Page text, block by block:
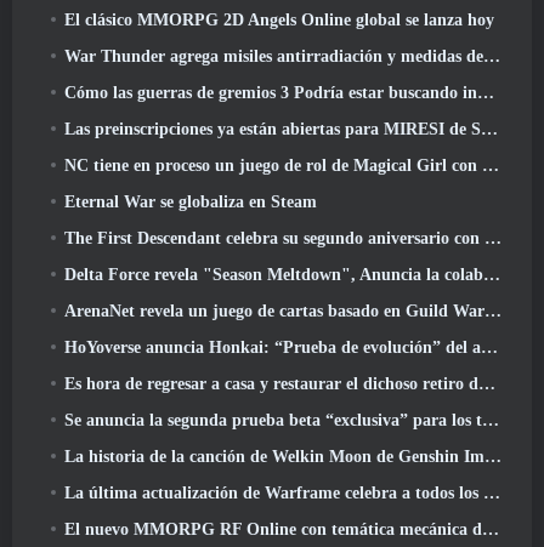
El clásico MMORPG 2D Angels Online global se lanza hoy
War Thunder agrega misiles antirradiación y medidas de soporte electrónico en la actualización de caballería pesada
Cómo las guerras de gremios 3 Podría estar buscando innovar en el espacio MMO
Las preinscripciones ya están abiertas para MIRESI de Smilegate: Futuro invisible
NC tiene en proceso un juego de rol de Magical Girl con un estilo artístico inspirado en el anime de los 90
Eternal War se globaliza en Steam
The First Descendant celebra su segundo aniversario con Descendant Fest 2026 Arroyo
Delta Force revela "Season Meltdown", Anuncia la colaboración de Rainbow Six Siege
ArenaNet revela un juego de cartas basado en Guild Wars, Atado a la niebla
HoYoverse anuncia Honkai: “Prueba de evolución” del anime Nexus
Es hora de regresar a casa y restaurar el dichoso retiro donde se encuentran los vientos
Se anuncia la segunda prueba beta “exclusiva” para los tomadores de tiempo del shooter de supervivencia en equipo
La historia de la canción de Welkin Moon de Genshin Impact llega y termina.. en la luna
La última actualización de Warframe celebra a todos los papás espaciales
El nuevo MMORPG RF Online con temática mecánica de Netmarble se lanza a nivel mundial